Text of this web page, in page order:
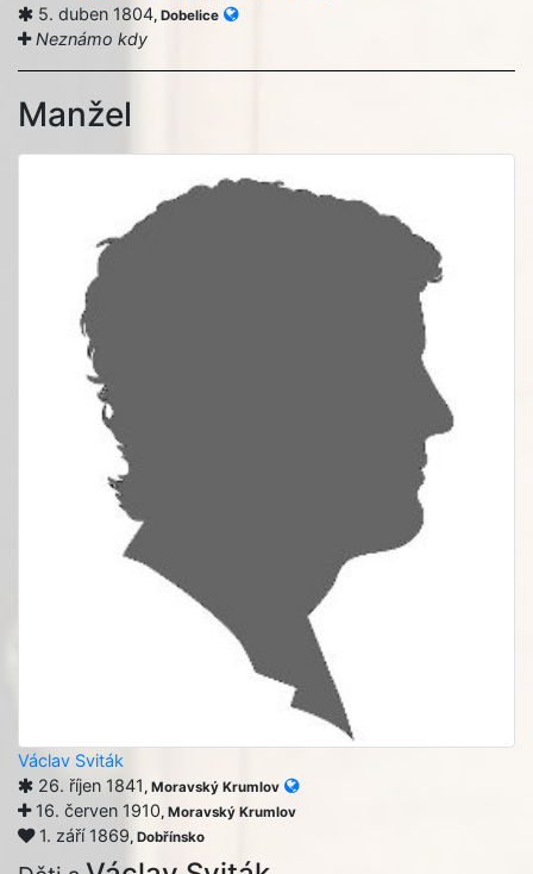
5. duben 1804, Dobelice
Neznámo kdy
Manžel
Václav Sviták
26. říjen 1841 , Moravský Krumlov
16. červen 1910, Moravský Krumlov
1. září 1869, Dobřínsko